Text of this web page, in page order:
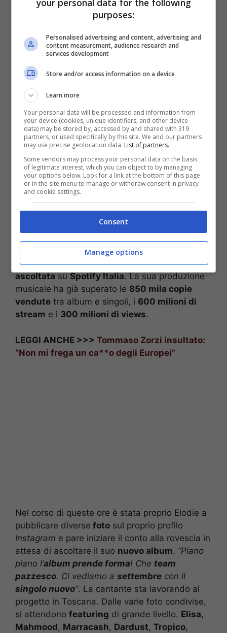
Elodie, uscirà a settembre il suo nuovo singolo (via social)
La giovane cantanteElodieha raggiunto molti
importanti risultatiche le hanno permesso di
raggiungere una grandissima popolarità.
Dall’apparizione sul palco dell’Ariston quest’anno
l’artista continua a macinare successi. Nel
, è stato il disco di un’artista femminile
più vendutoed è stata la cantante donnapiù
ascoltata su Spotify Italia. La sua produzione
musicale ha già superato le 850 mila copie
vendute tra album e singoli, i 600 milioni di
stream e i 300 milioni di views.
LEGGI ANCHE >>> Tommaso Zorzi insultato:
“Non mi frega un ca**o degli Europei”
Nel corso di queste ore è stata proprio Elodie a
pubblicare diverse foto sul proprio profilo
Instagram e pare iniziare il conto alla rovescia in
attesa di ascoltare il suo nuovo album. “Piano
piano l’album prende forma! Che team
pazzesco. Ci vediamo a settembre con il
singolo nuovo“. La cantante sta lavorando al
progetto in Toscana. Dalle varie foto condivise,
si attendono featuring di grande livello. Elisa,
Mahmood, Marracash, Dardust, Tropico,
purposes:
Personalised advertising and content, advertising and
content measurement, audience research and
services development
Store and/or access information on a device
Learn more
Your personal data will be processed and information from
your device (cookies, unique identifiers, and other device
data) may be stored by, accessed by and shared with 319
partners, or used specifically by this site. We and our partners
may use precise geolocation data. List of partners.
Some vendors may process your personal data on the basis
of legitimate interest, which you can object to by managing
your options below. Look for a link at the bottom of this page
or in the site menu to manage or withdraw consent in privacy
and cookie settings.
Consent
Manage options